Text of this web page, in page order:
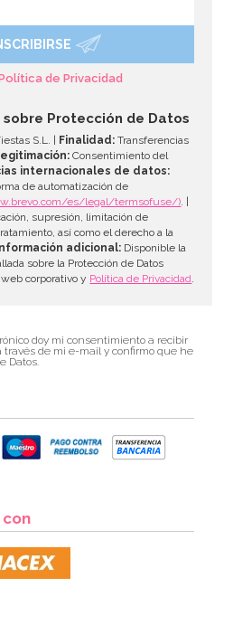
de Privacidad
Protección de Datos
S.L. | Finalidad: Transferencias
Consentimiento del
internacionales de datos:
de automatización de
es/legal/termsofuse/). |
supresión, limitación de
así como el derecho a la
Información adicional: Disponible la
sobre la Protección de Datos
corporativo y Política de Privacidad.
doy mi consentimiento a recibir
de mi e-mail y confirmo que he
Datos.
con